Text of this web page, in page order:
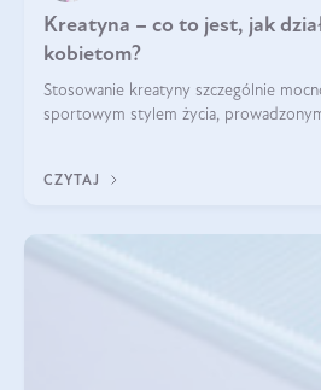
Kreatyna – co to jest, jak
kobietom?
Stosowanie kreatyny szczególnie
sportowym stylem życia,
zwiększa masę
CZYTAJ